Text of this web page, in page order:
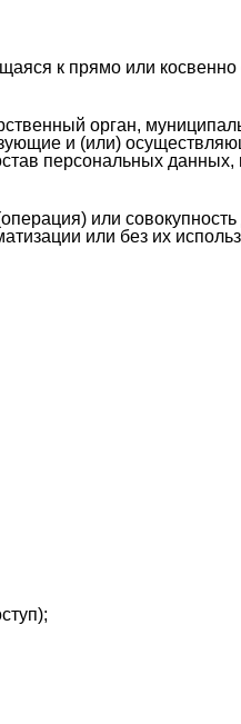
к прямо или
орган,
и (или)
персональных
или
или без их